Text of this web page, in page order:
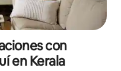
con
en Kerala